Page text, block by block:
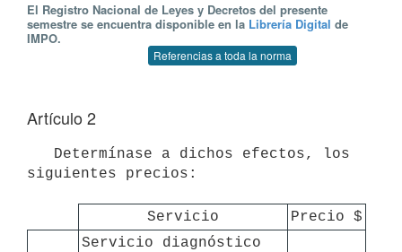
El Registro Nacional de Leyes y Decretos del presente
semestre se encuentra disponible en la Librería Digital de
IMPO.
Referencias a toda la norma
Artículo 2
siguientes precios:
Servicio Precio $
Servicio diagnóstico